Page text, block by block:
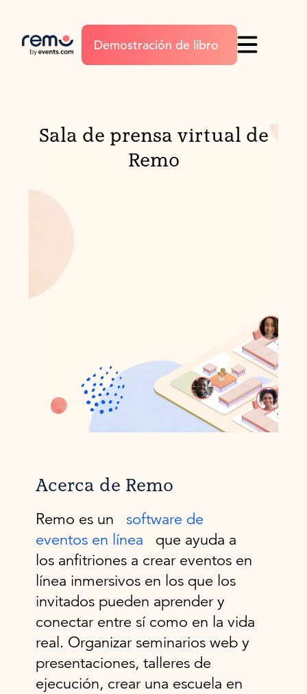
Demostración de libro
Sala de prensa virtual de
Remo
Acerca de Remo
Remo es un
software de
eventos en línea
que ayuda a
los anfitriones a crear eventos en
línea inmersivos en los que los
invitados pueden aprender y
conectar entre sí como en la vida
real. Organizar seminarios web y
presentaciones, talleres de
ejecución, crear una escuela en